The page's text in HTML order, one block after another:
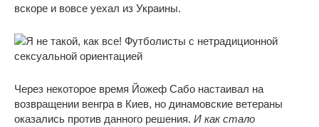
вскоре и вовсе уехал из Украины.
Через некоторое время Йожеф Сабо настаивал на
возвращении венгра в Киев, но динамовские ветераны
оказались против данного решения. И как стало